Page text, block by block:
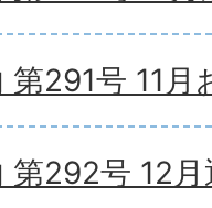
第291号 11月
第292号 12